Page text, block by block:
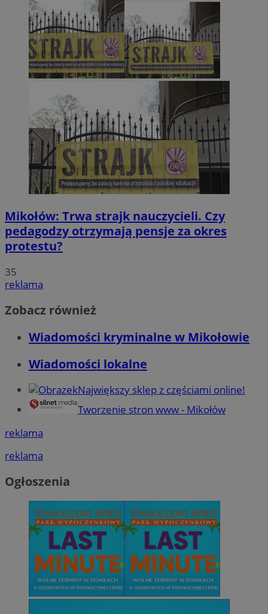
Mikołów: Trwa strajk nauczycieli. Czy
pedagodzy otrzymają pensje za okres
protestu?
35
reklama
Zobacz również
Wiadomości kryminalne w Mikołowie
Wiadomości lokalne
Największy sklep z częściami online!
Tworzenie stron www - Mikołów
reklama
reklama
Ogłoszenia